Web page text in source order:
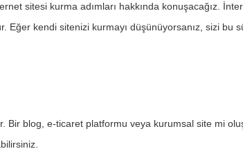
sitesi kurma adımları hakkında konuşacağız.
Eğer kendi sitenizi kurmayı düşünüyorsanız, sizi bu
Bir blog, e-ticaret platformu veya kurumsal site mi